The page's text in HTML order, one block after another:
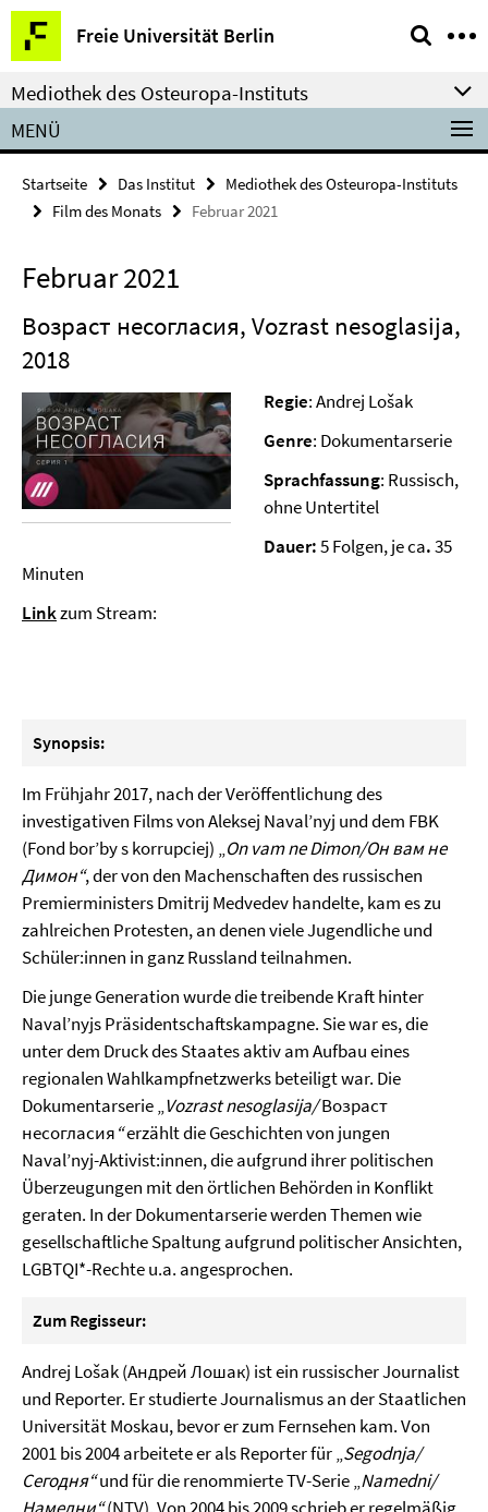
Springe
direkt
zu
Inhalt
Freie Universität Berlin
Service-
Navigation
Mediothek des Osteuropa-Instituts
MENÜ
Startseite Das Institut
Mediothek des Osteuropa-Instituts
Film des Monats
Februar 2021
Februar 2021
Возраст несогласия, Vozrast nesoglasija,
2018
Regie: Andrej Lošak
Genre: Dokumentarserie
Sprachfassung: Russisch,
ohne Untertitel
Dauer:5 Folgen, je ca.35
Minuten
Linkzum Stream:
Synopsis:
Im Frühjahr 2017, nach der Veröffentlichung des
investigativen Films von Aleksej Naval’nyj und dem FBK
(Fond bor’by s korrupciej) „On vam ne Dimon/Он вам не
Димон“, der von den Machenschaften des russischen
Premierministers Dmitrij Medvedev handelte, kam es zu
zahlreichen Protesten, an denen viele Jugendliche und
Schüler:innen in ganz Russland teilnahmen.
Die junge Generation wurde die treibende Kraft hinter
Naval’nyjs Präsidentschaftskampagne. Sie war es, die
unter dem Druck des Staates aktiv am Aufbau eines
regionalen Wahlkampfnetzwerks beteiligt war. Die
Dokumentarserie „Vozrast nesoglasija/Возраст
несогласия“erzählt die Geschichten von jungen
Naval’nyj-Aktivist:innen, die aufgrund ihrer politischen
Überzeugungen mit den örtlichen Behörden in Konflikt
geraten. In der Dokumentarserie werden Themen wie
gesellschaftliche Spaltung aufgrund politischer Ansichten,
LGBTQI*-Rechte u.a. angesprochen.
Zum Regisseur:
Andrej Lošak (Андрей Лошак) ist ein russischer Journalist
und Reporter. Er studierte Journalismus an der Staatlichen
Universität Moskau, bevor er zum Fernsehen kam. Von
2001 bis 2004 arbeitete er als Reporter für „Segodnja/
Сегодня“und für die renommierte TV-Serie „Namedni/